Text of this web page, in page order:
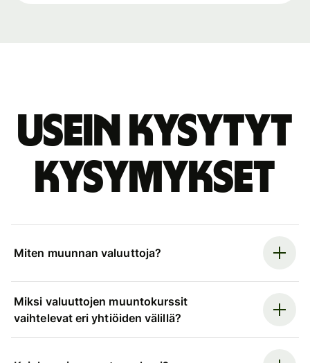
Usein kysytyt
kysymykset
Miten muunnan valuuttoja?
Miksi valuuttojen muuntokurssit
vaihtelevat eri yhtiöiden välillä?